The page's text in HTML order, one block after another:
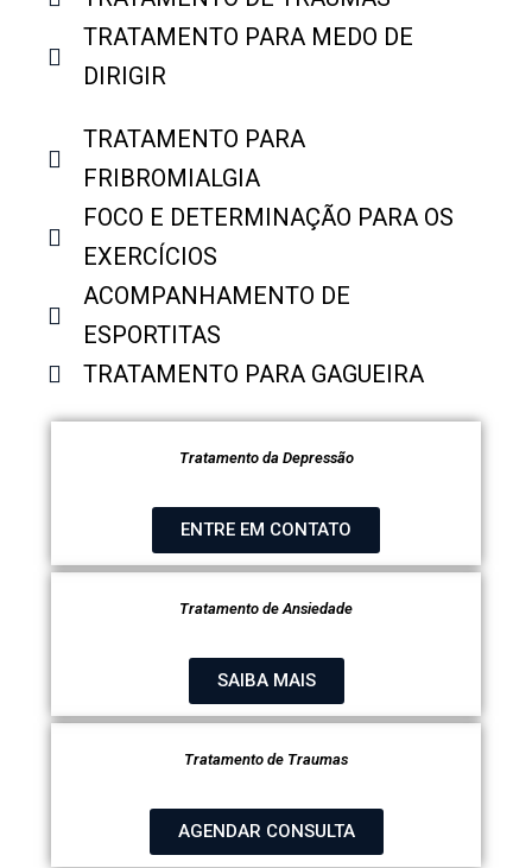
TRATAMENTO PARA MEDO DE
DIRIGIR
TRATAMENTO PARA
FRIBROMIALGIA
FOCO E DETERMINAÇÃO PARA OS
EXERCÍCIOS
ACOMPANHAMENTO DE
ESPORTITAS
TRATAMENTO PARA GAGUEIRA
Tratamento da Depressão
ENTRE EM CONTATO
Tratamento de Ansiedade
SAIBA MAIS
Tratamento de Traumas
AGENDAR CONSULTA